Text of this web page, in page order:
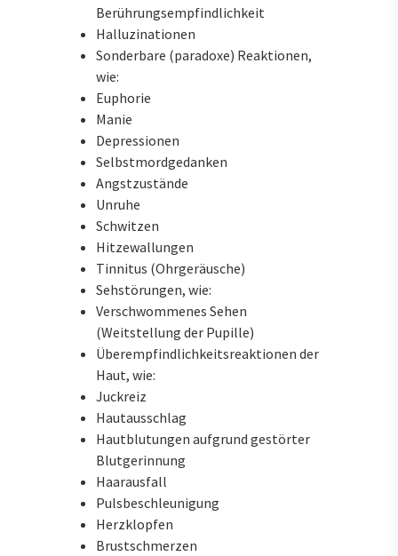
Berührungsempfindlichkeit
Halluzinationen
Sonderbare (paradoxe) Reaktionen,
wie:
Euphorie
Manie
Depressionen
Selbstmordgedanken
Angstzustände
Unruhe
Schwitzen
Hitzewallungen
Tinnitus (Ohrgeräusche)
Sehstörungen, wie:
Verschwommenes Sehen
(Weitstellung der Pupille)
Überempfindlichkeitsreaktionen der
Haut, wie:
Juckreiz
Hautausschlag
Hautblutungen aufgrund gestörter
Blutgerinnung
Haarausfall
Pulsbeschleunigung
Herzklopfen
Brustschmerzen